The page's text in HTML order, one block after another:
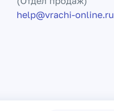
help@vrachi-online.ru